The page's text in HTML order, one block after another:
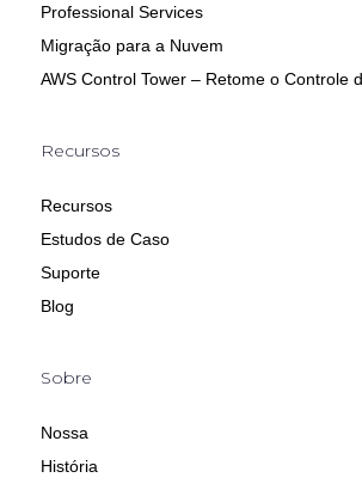
Professional Services
Migração para a Nuvem
AWS Control Tower – Retome o Controle
Recursos
Recursos
Estudos de Caso
Suporte
Blog
Sobre
Nossa
História